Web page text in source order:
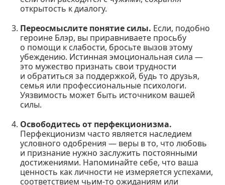
открытость к диалогу.
Переосмыслите понятие силы. Если, подобно
героине Блэр, вы приравниваете просьбу
о помощи к слабости, бросьте вызов этому
убеждению. Истинная эмоциональная сила —
это мужество признать свои трудности
и обратиться за поддержкой, будь то друзья,
семья или профессиональные психологи.
Уязвимость может быть источником вашей
силы.
Освободитесь от перфекционизма.
Перфекционизм часто является наследием
условного одобрения — веры в то, что любовь
и признание нужно заслужить постоянными
достижениями. Напоминайте себе, что ваша
ценность как личности не измеряется успехами,
соответствием чьим-то ожиданиям или